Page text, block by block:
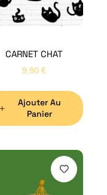
CARNET CHAT
9,90 €
Ajouter Au
Panier